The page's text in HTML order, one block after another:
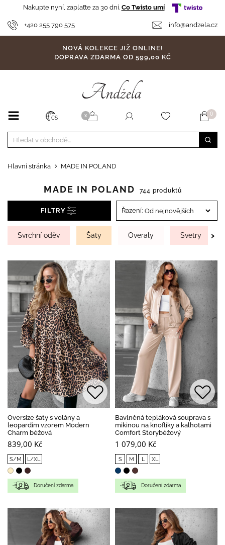
Nakupte nyní, zaplaťte za 30 dní. Co Twisto umí
+420 255 790 575 info@andzela.cz
NOVÁ KOLEKCE JIŽ ONLINE!
DOPRAVA ZDARMA OD 599,00 KČ
CS X 0
Hlavní stránka MADE IN POLAND
MADE IN POLAND 744 produktů
FILTRY Řazení:
Svrchní oděv Šaty Overaly Svetry ›
Oversize šaty s volány a
leopardím vzorem Modern
Charm béžová
839,00 Kč
S/M L/XL
Doručení zdarma
Bavlněná tepláková souprava s
mikinou na knoflíky a kalhotami
Comfort Storybéžový
1 079,00 Kč
S M L XL
Doručení zdarma